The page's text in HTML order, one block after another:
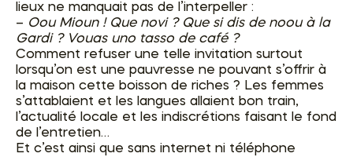
lieux ne manquait pas de l’interpeller :
– Oou Mioun ! Que novi ? Que si dis de noou à la
Gardi ? Vouas uno tasso de café ?
Comment refuser une telle invitation surtout
lorsqu’on est une pauvresse ne pouvant s’offrir à
la maison cette boisson de riches ? Les femmes
s’attablaient et les langues allaient bon train,
l’actualité locale et les indiscrétions faisant le fond
de l’entretien…
Et c’est ainsi que sans internet ni téléphone